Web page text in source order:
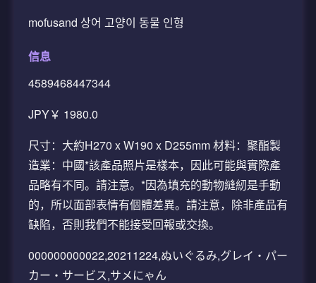
mofusand 상어 고양이 동물 인형
信息
4589468447344
JPY￥ 1980.0
尺寸：大約H270 x W190 x D255mm 材料：聚酯製
造業：中國*該產品照片是樣本，因此可能與實際產
品略有不同。請注意。*因為填充的動物縫紉是手動
的，所以面部表情有個體差異。請注意，除非產品有
缺陷，否則我們不能接受回報或交換。
000000000022,20211224,ぬいぐるみ,グレイ・パー
カー・サービス,サメにゃん